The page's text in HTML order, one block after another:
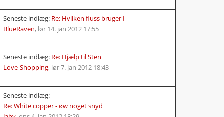
Seneste indlæg: Re: Hvilken fluss bruger I
BlueRaven, lør 14. jan 2012 17:55
Seneste indlæg: Re: Hjælp til Sten
Love-Shopping, lør 7. jan 2012 18:43
Seneste indlæg:
Re: White copper - øw noget snyd